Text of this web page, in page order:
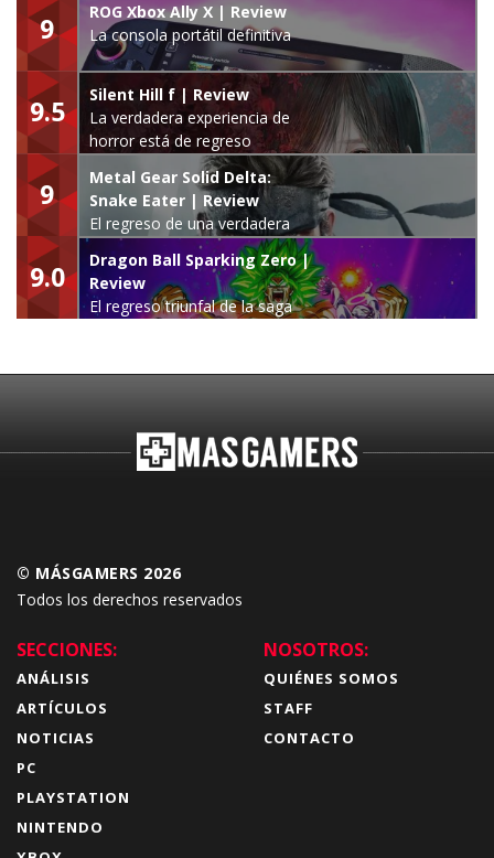
9
ROG Xbox Ally X | Review
La consola portátil definitiva
9.5
Silent Hill f | Review
La verdadera experiencia de
horror está de regreso
9
Metal Gear Solid Delta:
Snake Eater | Review
El regreso de una verdadera
leyenda
9.0
Dragon Ball Sparking Zero |
Review
El regreso triunfal de la saga
© MÁSGAMERS 2026
Todos los derechos reservados
SECCIONES:
ANÁLISIS
ARTÍCULOS
NOTICIAS
PC
PLAYSTATION
NINTENDO
NOSOTROS:
QUIÉNES SOMOS
STAFF
CONTACTO